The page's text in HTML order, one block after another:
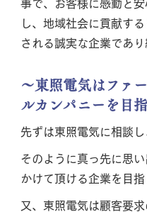
事で、お客様に感動と
し、地域社会に貢献す
される誠実な企業であり
～東照電気はファ
ルカンパニーを目
先ずは東照電気に相談し
そのように真っ先に思
かけて頂ける企業を目指
又、東照電気は顧客要求